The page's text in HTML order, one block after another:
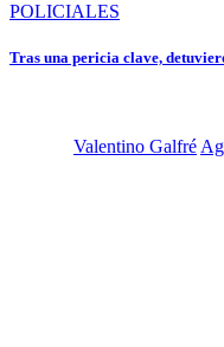
POLICIALES
Tras una pericia clave,
Valentino Galfré